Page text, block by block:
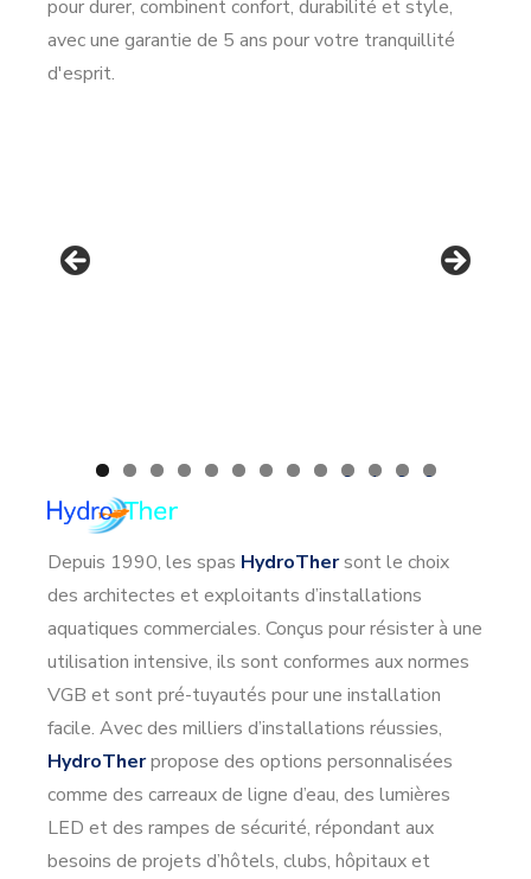
pour durer, combinent confort, durabilité et style,
avec une garantie de 5 ans pour votre tranquillité
d'esprit.
0 1 2 3
Depuis 1990, les spas HydroThersont le choix
des architectes et exploitants d’installations
aquatiques commerciales. Conçus pour résister à une
utilisation intensive, ils sont conformes aux normes
VGB et sont pré-tuyautés pour une installation
facile. Avec des milliers d’installations réussies,
HydroTherpropose des options personnalisées
comme des carreaux de ligne d’eau, des lumières
LED et des rampes de sécurité, répondant aux
besoins de projets d’hôtels, clubs, hôpitaux et